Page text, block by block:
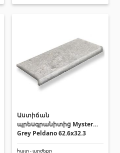
Աստիճան
պրեսգրանիտից Mystery
Grey Peldano 62.6x32.3
հատ - արժեքը